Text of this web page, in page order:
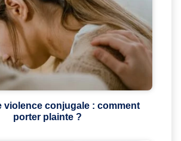
violence conjugale : comment
porter plainte ?